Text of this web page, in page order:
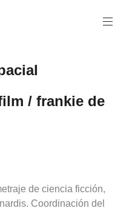
/ frankie de
de ciencia ficción,
Coordinación del